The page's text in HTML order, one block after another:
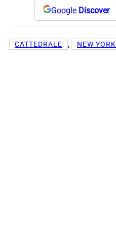
Google Discover
CATTEDRALE , NEW YORK